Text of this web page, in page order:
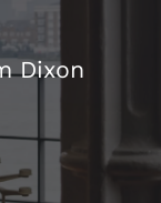
Dixon